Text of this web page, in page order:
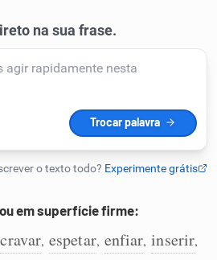
em superfície firme:
cravar, espetar, enfiar, inserir,